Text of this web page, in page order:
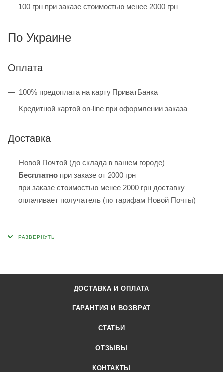
100 грн при заказе стоимостью менее 2000 грн
По Украине
Оплата
100% предоплата на карту ПриватБанка
Кредитной картой on-line при оформлении заказа
Доставка
Новой Почтой (до склада в вашем городе)
Бесплатно при заказе от 2000 грн
при заказе стоимостью менее 2000 грн доставку
оплачивает получатель (по тарифам Новой Почты)
ДОСТАВКА И ОПЛАТА
ГАРАНТИЯ И ВОЗВРАТ
СТАТЬИ
ОТЗЫВЫ
КОНТАКТЫ